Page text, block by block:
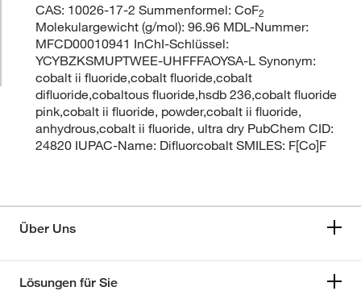
CAS: 10026-17-2 Summenformel: CoF2
Molekulargewicht (g/mol): 96.96 MDL-Nummer:
MFCD00010941 InChI-Schlüssel:
YCYBZKSMUPTWEE-UHFFFAOYSA-L Synonym:
cobalt ii fluoride,cobalt fluoride,cobalt
difluoride,cobaltous fluoride,hsdb 236,cobalt fluoride
pink,cobalt ii fluoride, powder,cobalt ii fluoride,
anhydrous,cobalt ii fluoride, ultra dry PubChem CID:
24820 IUPAC-Name: Difluorcobalt SMILES: F[Co]F
Über Uns
Lösungen für Sie